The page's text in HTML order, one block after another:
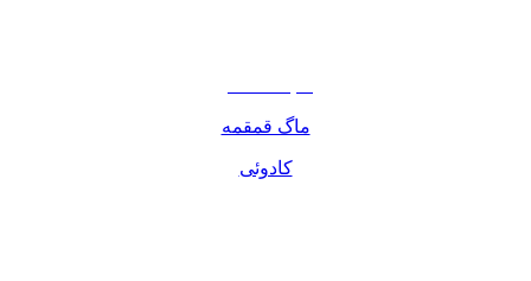
ماگ قمقمه
کادوئی